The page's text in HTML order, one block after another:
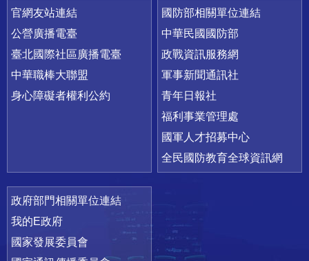
官網友站連結
公營廣播電臺
臺北國際社區廣播電臺
中華職棒大聯盟
身心障礙者權利公約
國防部相關單位連結
中華民國國防部
政戰資訊服務網
軍事新聞通訊社
青年日報社
福利事業管理處
國軍人才招募中心
全民國防教育全球資訊網
政府部門相關單位連結
我的E政府
國家發展委員會